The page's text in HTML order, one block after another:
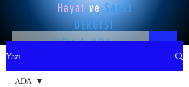
HayatveSanat
DERGİSİ
Yazı
ADA